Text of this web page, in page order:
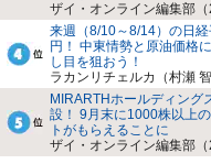
ザイ・オンライン編集部（
来週（8/10～8/14）の日
円！ 中東情勢と原油価格
し目を狙おう！
ラカンリチェルカ（村瀬
MIRARTHホールディング
設！ 9月末に1000株以上
トがもらえることに
ザイ・オンライン編集部（